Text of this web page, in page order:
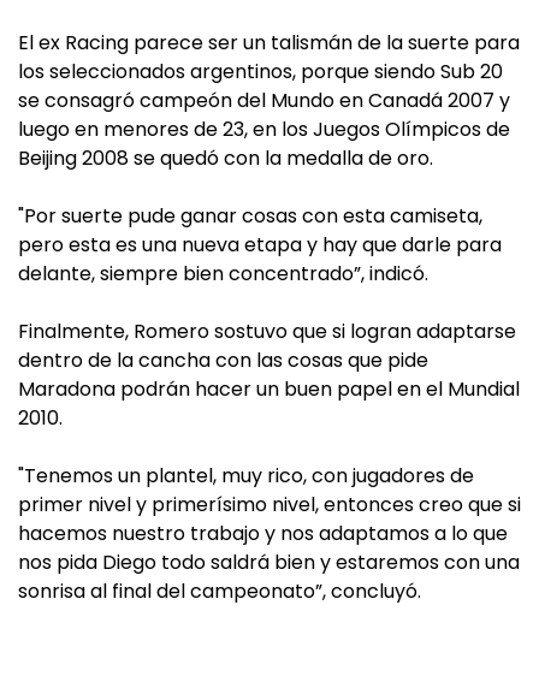
El ex Racing parece ser un talismán de la suerte para
los seleccionados argentinos, porque siendo Sub 20
se consagró campeón del Mundo en Canadá 2007 y
luego en menores de 23, en los Juegos Olímpicos de
Beijing 2008 se quedó con la medalla de oro.
"Por suerte pude ganar cosas con esta camiseta,
pero esta es una nueva etapa y hay que darle para
delante, siempre bien concentrado”, indicó.
Finalmente, Romero sostuvo que si logran adaptarse
dentro de la cancha con las cosas que pide
Maradona podrán hacer un buen papel en el Mundial
2010.
"Tenemos un plantel, muy rico, con jugadores de
primer nivel y primerísimo nivel, entonces creo que si
hacemos nuestro trabajo y nos adaptamos a lo que
nos pida Diego todo saldrá bien y estaremos con una
sonrisa al final del campeonato”, concluyó.